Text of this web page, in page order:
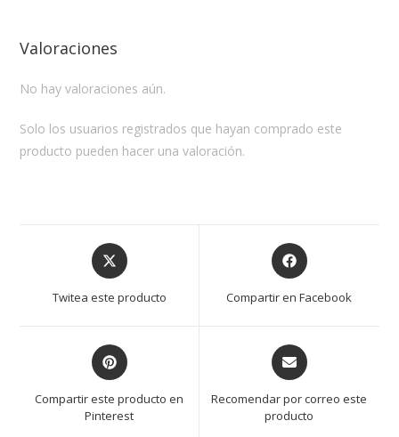
Valoraciones
No hay valoraciones aún.
Solo los usuarios registrados que hayan comprado este
producto pueden hacer una valoración.
Opens
in
Twitea este producto
Opens
in
Compartir en Facebook
Opens
in
new
Compartir este producto en
Pinterest
Opens
in
new
Recomendar por correo este
producto